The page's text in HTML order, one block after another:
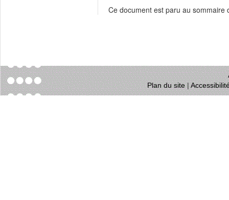
Ce document est paru au sommaire
Plan du site|